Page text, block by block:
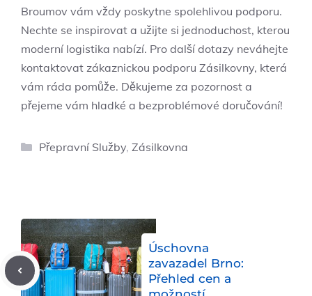
Broumov vám vždy poskytne spolehlivou podporu.
Nechte se inspirovat a užijte si jednoduchost, kterou
moderní logistika nabízí. Pro další dotazy neváhejte
kontaktovat zákaznickou podporu Zásilkovny, která
vám ráda pomůže. Děkujeme za pozornost a
přejeme vám hladké a bezproblémové doručování!
Rubriky
Přepravní Služby, Zásilkovna
Úschovna
zavazadel Brno:
Přehled cen a